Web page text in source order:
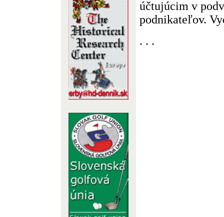
účtujúcim v
podnikateľov.
. . .